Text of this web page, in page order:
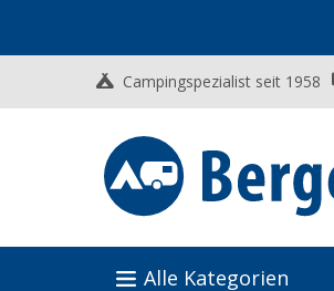
Campingspezialist seit 1958
Alle Kategorien